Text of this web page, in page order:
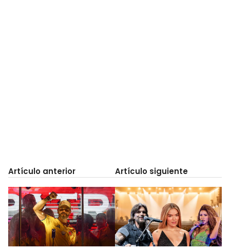
Artículo anterior Artículo siguiente